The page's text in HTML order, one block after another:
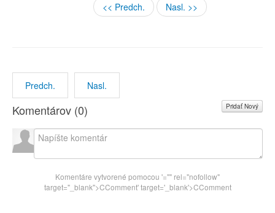
<< Predch. Nasl. >>
Predch. Nasl.
Komentárov (0) Pridať Nový
Komentáre vytvorené pomocou '="" rel="nofollow"
target="_blank">CComment' target='_blank'>CComment